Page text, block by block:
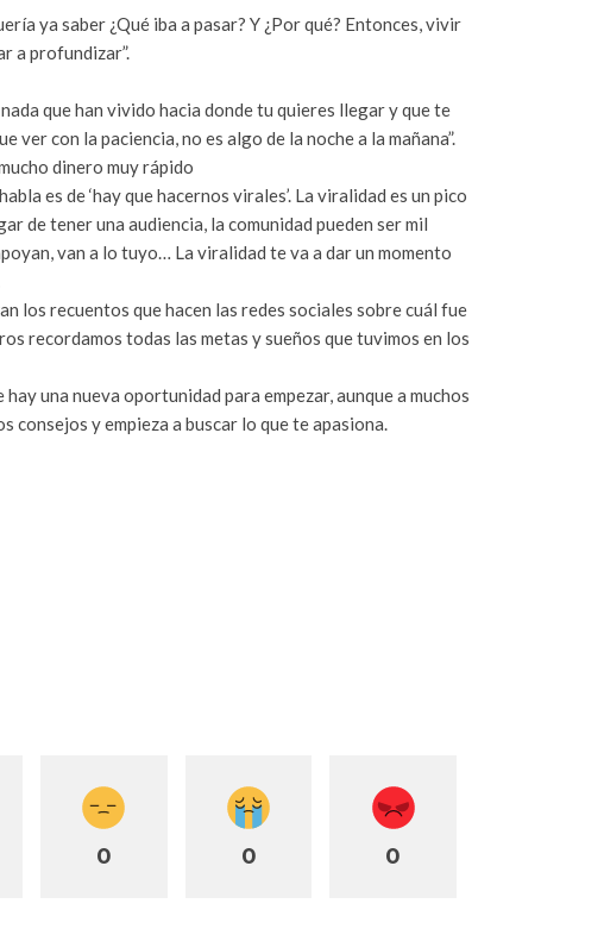
ya saber ¿Qué iba a pasar? Y ¿Por qué? Entonces, vivir
a profundizar”.
que han vivido hacia donde tu quieres llegar y que te
ver con la paciencia, no es algo de la noche a la mañana”.
dinero muy rápido
es de ‘hay que hacernos virales’. La viralidad es un pico
de tener una audiencia, la comunidad pueden ser mil
van a lo tuyo… La viralidad te va a dar un momento
los recuentos que hacen las redes sociales sobre cuál fue
recordamos todas las metas y sueños que tuvimos en los
una nueva oportunidad para empezar, aunque a muchos
consejos y empieza a buscar lo que te apasiona.
0 0 0